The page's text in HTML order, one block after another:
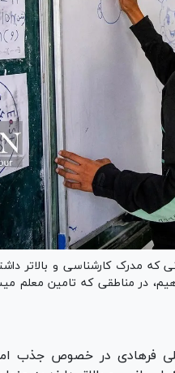
مدرک کارشناسی و بالاتر
در مناطقی که تامین معلم
فرهادی در خصوص جذب